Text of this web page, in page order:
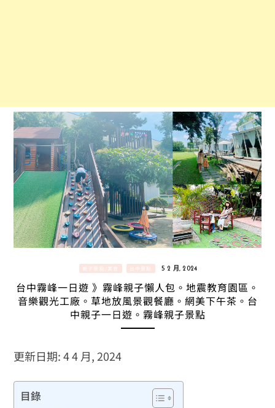
親子景點/美食 台中景點 5 2 月, 2024
台中霧峰一日遊 》霧峰親子懶人包。地震教育園區。
音樂觀光工廠。草地放風景觀餐廳。網美下午茶。台
中親子一日遊。霧峰親子景點
更新日期: 4 4 月, 2024
目錄